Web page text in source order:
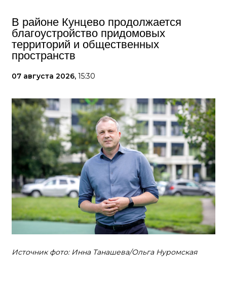
В районе Кунцево продолжается
благоустройство придомовых
территорий и общественных
пространств
07 августа 2026, 15:30
Источник фото: Инна Танашева/Ольга Нуромская